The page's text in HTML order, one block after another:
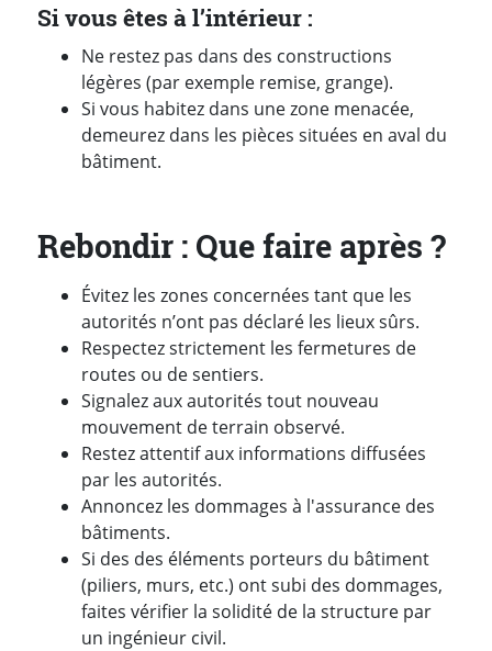
Si vous êtes à l’intérieur :
Ne restez pas dans des constructions
légères (par exemple remise, grange).
Si vous habitez dans une zone menacée,
demeurez dans les pièces situées en aval du
bâtiment.
Rebondir : Que faire après ?
Évitez les zones concernées tant que les
autorités n’ont pas déclaré les lieux sûrs.
Respectez strictement les fermetures de
routes ou de sentiers.
Signalez aux autorités tout nouveau
mouvement de terrain observé.
Restez attentif aux informations diffusées
par les autorités.
Annoncez les dommages à l'assurance des
bâtiments.
Si des des éléments porteurs du bâtiment
(piliers, murs, etc.) ont subi des dommages,
faites vérifier la solidité de la structure par
un ingénieur civil.